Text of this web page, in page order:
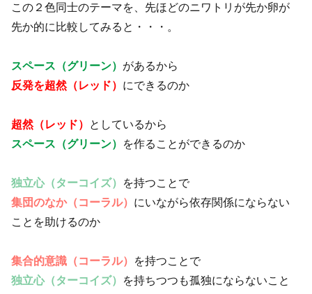
この２色同士のテーマを、先ほどのニワトリが先か卵が
先か的に比較してみると・・・。
スペース（グリーン） があるから
反発を超然（レッド） にできるのか
超然（レッド） としているから
スペース（グリーン） を作ることができるのか
独立心（ターコイズ） を持つことで
集団のなか（コーラル） にいながら依存関係にならない
ことを助けるのか
集合的意識（コーラル） を持つことで
独立心（ターコイズ） を持ちつつも孤独にならないこと